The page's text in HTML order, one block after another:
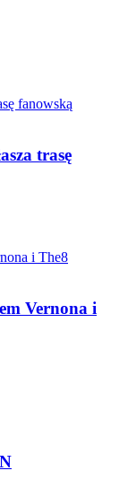
trasę
Vernona i